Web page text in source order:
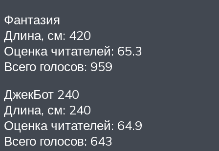
Фантазия
Длина, см: 420
Оценка читателей: 65.3
Всего голосов: 959
ДжекБот 240
Длина, см: 240
Оценка читателей: 64.9
Всего голосов: 643